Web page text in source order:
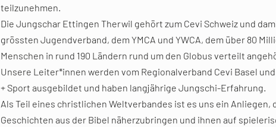
teilzunehmen.
Die Jungschar Ettingen Therwil gehört zum Cevi Schweiz und
grössten Jugendverband, dem YMCA und YWCA, dem über 80
Menschen in rund 190 Ländern rund um den Globus verteilt
Unsere Leiter*innen werden vom Regionalverband Cevi Basel
+ Sport ausgebildet und haben langjährige Jungschi-Erfahrung.
Als Teil eines christlichen Weltverbandes ist es uns ein Anliegen,
Geschichten aus der Bibel näherzubringen und ihnen auf